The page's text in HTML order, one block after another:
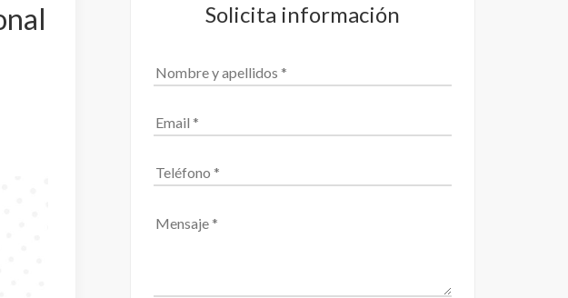
Solicita información